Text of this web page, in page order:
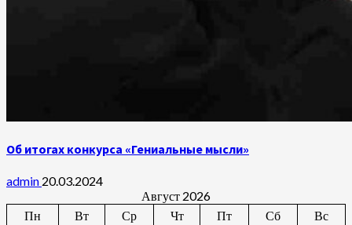
Об итогах конкурса «Гениальные мысли»
admin 20.03.2024
Август 2026
Пн
Вт Ср Чт Пт Сб Вс